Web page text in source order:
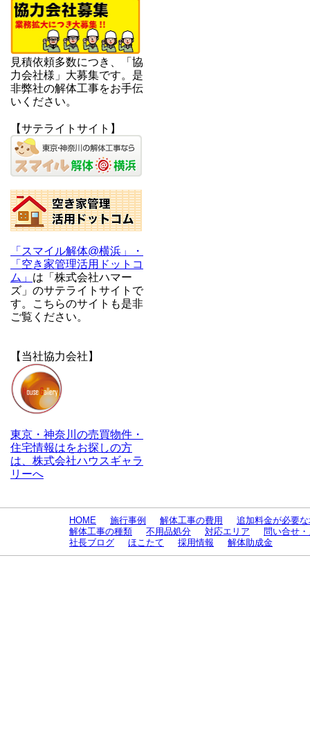
見積依頼多数につき、「協
力会社様」大募集です。是
非弊社の解体工事をお手伝
いください。
【サテライトサイト】
「スマイル解体@横浜」・
「空き家管理活用ドットコ
ム」 は「株式会社ハマー
ズ」のサテライトサイトで
す。こちらのサイトも是非
ご覧ください。
【当社協力会社】
東京・神奈川の売買物件・
住宅情報はをお探しの方
は、株式会社ハウスギャラ
リーへ
HOME 施行事例 解体工事の費用
追加料金が必要
解体工事の種類
不用品処分 対応エリア
問い合せ
社長ブログ
ほこたて 採用情報 解体助成金